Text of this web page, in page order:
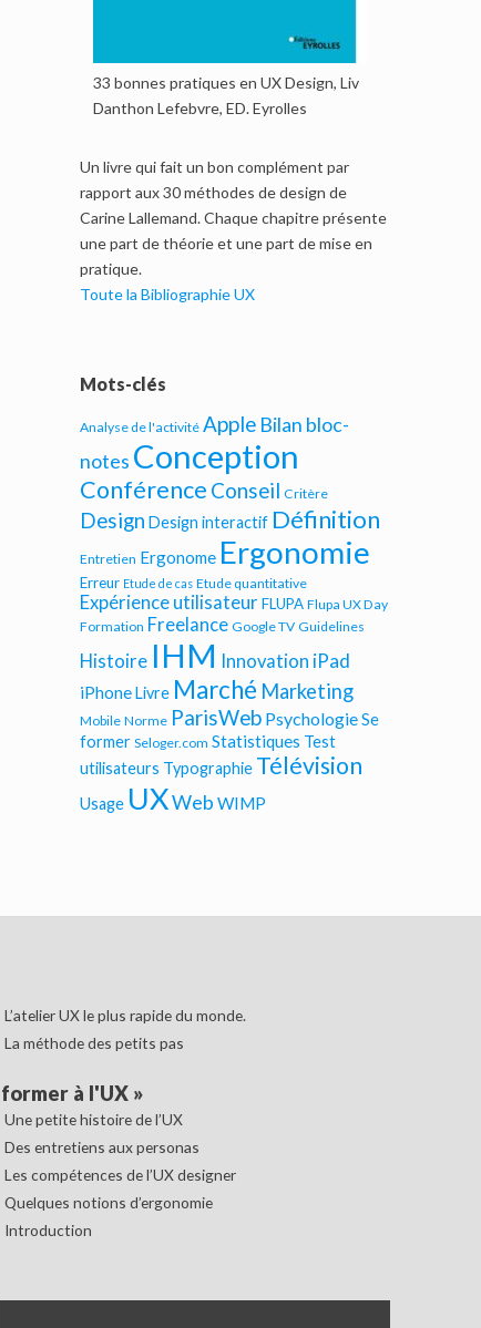
33 bonnes pratiques en UX Design, Liv
Danthon Lefebvre, ED. Eyrolles
Un livre qui fait un bon complément par
rapport aux 30 méthodes de design de
Carine Lallemand. Chaque chapitre présente
une part de théorie et une part de mise en
pratique.
Toute la Bibliographie UX
Mots-clés
Analyse de l'activité Apple Bilan bloc-
notes Conception
Conférence Conseil Critère
Design Design interactif Définition
Entretien Ergonome Ergonomie
Erreur Etude de cas Etude quantitative
Expérience utilisateur FLUPA Flupa UX Day
Formation Freelance Google TV Guidelines
Histoire IHM Innovation iPad
iPhoneLivre Marché Marketing
Mobile Norme ParisWeb PsychologieSe
former Seloger.com Statistiques Test
utilisateurs Typographie Télévision
Usage UXWeb WIMP
L’atelier UX le plus rapide du monde.
La méthode des petits pas
former à l'UX»
Une petite histoire de l’UX
Des entretiens aux personas
Les compétences de l’UX designer
Quelques notions d’ergonomie
Introduction